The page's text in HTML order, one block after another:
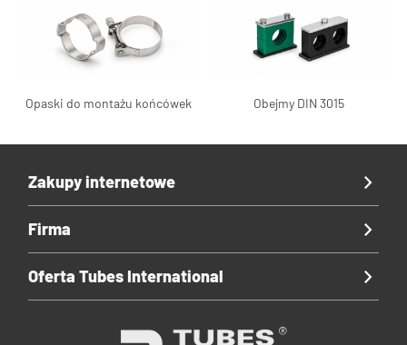
Opaski do montażu końcówek Obejmy DIN 3015
Zakupy internetowe
Firma
Oferta Tubes International